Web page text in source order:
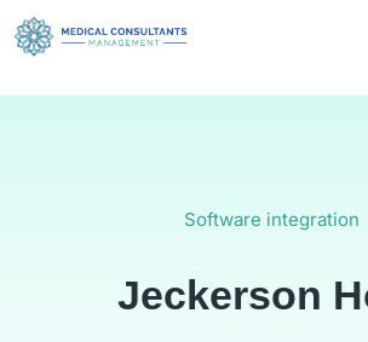
Software integration
Jeckerson